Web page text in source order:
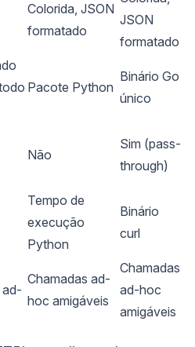
Colorida, JSON
formatado
JSON
formatado
Pacote Python
Binário Go
único
Não
Sim (pass-
through)
Tempo de
execução
Python
Binário
curl
Chamadas ad-
hoc amigáveis
Chamadas
ad-hoc
amigáveis